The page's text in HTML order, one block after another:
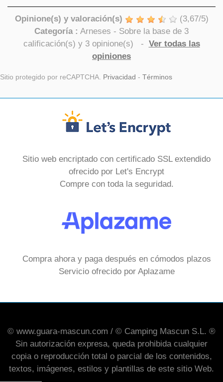
Opinione(s) y valoración(s) (3,67/5)
Categoría : Arneses - Sobre la base de 3
calificación(s) y 3opinione(s) - Ver todas las
opiniones
Sitio protegido por reCAPTCHA. Privacidad - Términos
Sitio web encriptado con certificado SSL extendido
ofrecido por Let's Encrypt
Compre con toda la seguridad.
Compra ahora y paga después en cómodos plazos
Servicio ofrecido por Aplazame
© www.guara-mascun.com / © Camping Mascun S.L. ®
Sin autorización expresa, queda prohibida cualquier
copia o reproducción total o parcial de los contenidos,
textos, imágenes, estilos y plantillas de este sitio Web.